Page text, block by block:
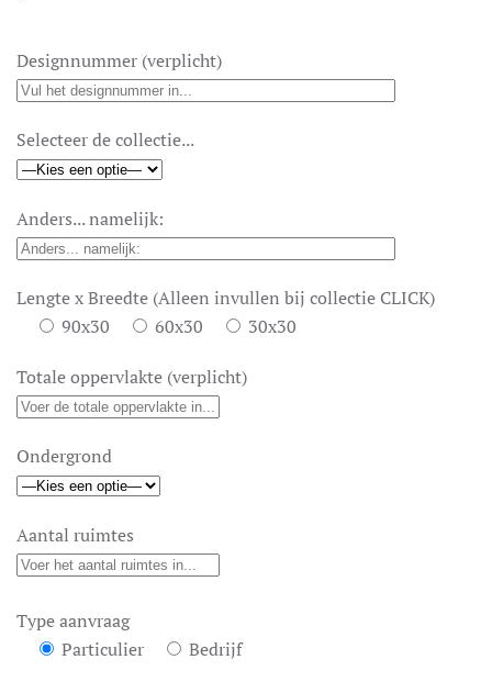
Designnummer (verplicht)
Selecteer de collectie...
Anders... namelijk:
Lengte x Breedte (Alleen invullen bij collectie CLICK)
90x30
60x30 30x30
Totale oppervlakte (verplicht)
Ondergrond
Aantal ruimtes
Type aanvraag
Particulier
Bedrijf